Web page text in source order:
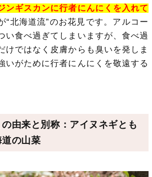
ンギスカンに行者にんにくを入れて
“北海道流”のお花見です。アルコー
い食べ過ぎてしまいますが、食べ過
けではなく皮膚からも臭いを発しま
いがために行者にんにくを敬遠する
由来と別称：アイヌネギとも
道の山菜